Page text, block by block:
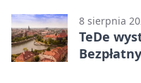
8 sierpnia
TeDe